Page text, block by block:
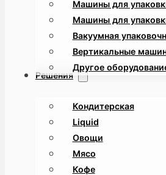
Машины для
Машины для
Вакуумная
Вертикальные
Другое
Решения
Кондитерская
Liquid
Овощи
Мясо
Кофе